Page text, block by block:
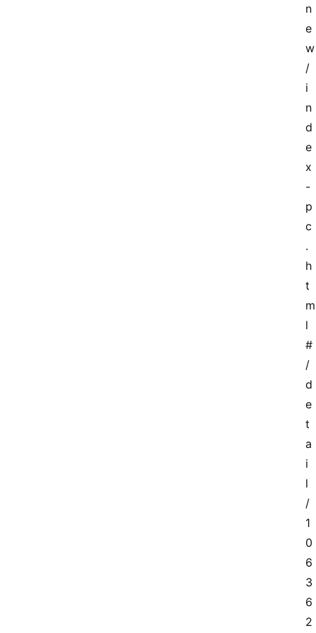
n
e
w
/
i
n
d
e
x
-
p
c
.
h
t
m
l
#
/
d
e
t
a
i
l
/
1
0
6
3
6
2